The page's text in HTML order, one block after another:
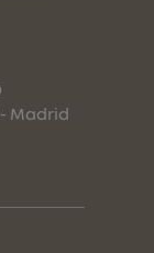
Madrid